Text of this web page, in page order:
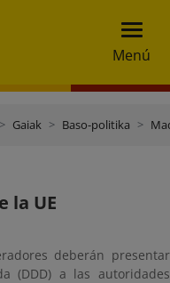
Menú
Gaiak Baso-politika
la UE
deberán presentar
(DDD) a las autoridades